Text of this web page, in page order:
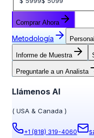
Comprar Ahora
Metodología
Informe de Muestra
Preguntarle a un Analista
Llámenos Al
( USA & Canada )
+1 (818) 319-4060